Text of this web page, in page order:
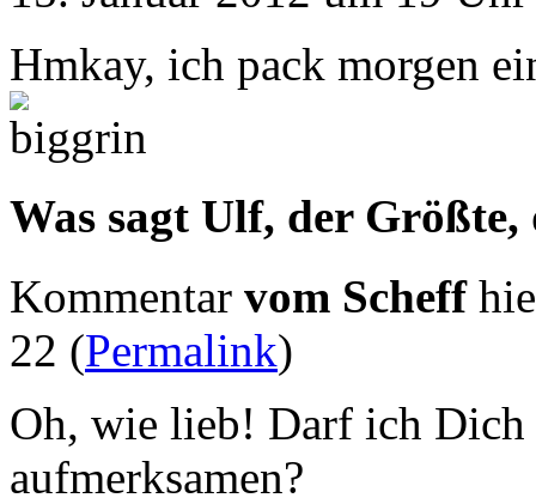
Hmkay, ich pack morgen
Was sagt Ulf, der Größte,
Kommentar vom Scheff
22 (Permalink)
Oh, wie lieb! Darf ich
aufmerksamen?